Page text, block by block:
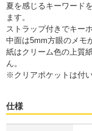
夏を感じるキーワード
ます。
ストラップ付きでキー
中面は5mm方眼のメモ
紙はクリーム色の上質
ん。
※クリアポケットは付い
仕様